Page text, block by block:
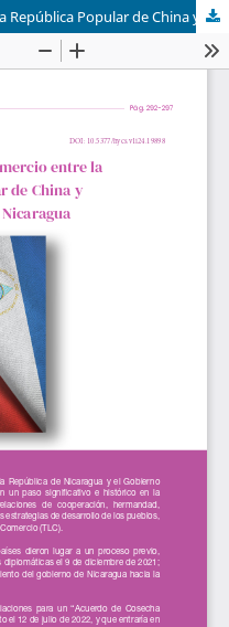
Tratado de Libre Comercio entre la República Popular de China y la República de Nicaragua